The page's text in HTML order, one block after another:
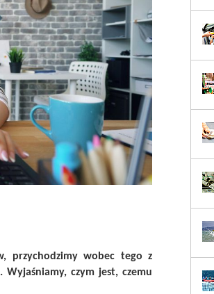
przychodzimy wobec tego z
czym jest, czemu